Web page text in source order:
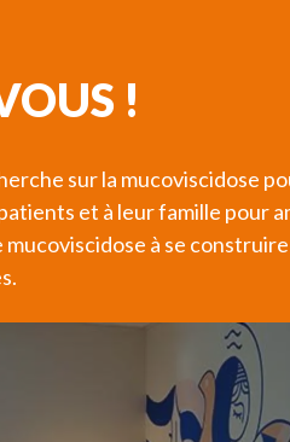
!
sur la mucoviscidose
et à leur famille pour
à se